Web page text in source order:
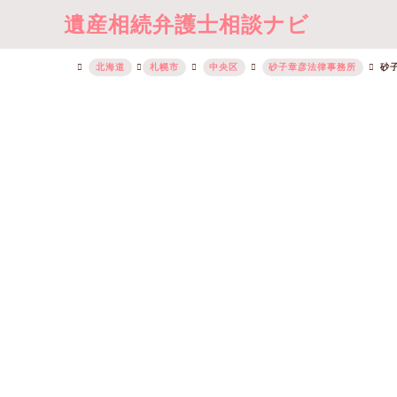
遺産相続弁護士相談ナビ
北海道 札幌市 中央区 砂子章彦法律事務所 砂